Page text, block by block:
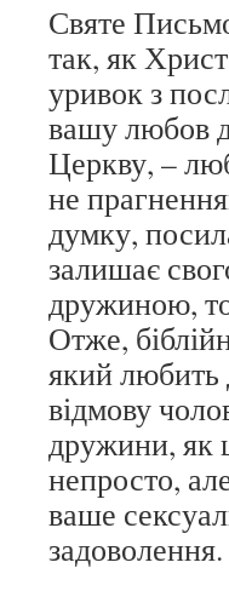
Святе
так, як
уривок з
вашу любов
Церкву, –
не
думку,
залишає
дружиною,
Отже,
який любить
відмову
дружини, як
непросто,
ваше
задоволення.